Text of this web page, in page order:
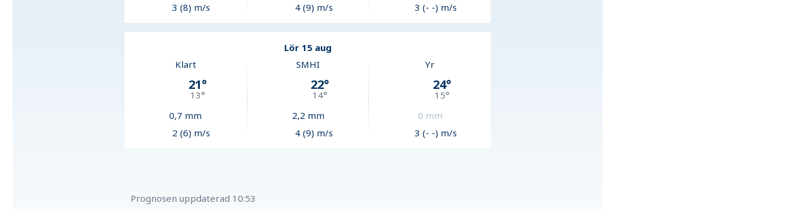
3 (8) m/s
4 (9) m/s
3 (- -) m/s
Lör 15 aug
Klart
21°
13°
0,7 mm
2 (6) m/s
SMHI
22°
14°
2,2 mm
4 (9) m/s
Yr
24°
15°
0 mm
3 (- -) m/s
Prognosen uppdaterad 10:53